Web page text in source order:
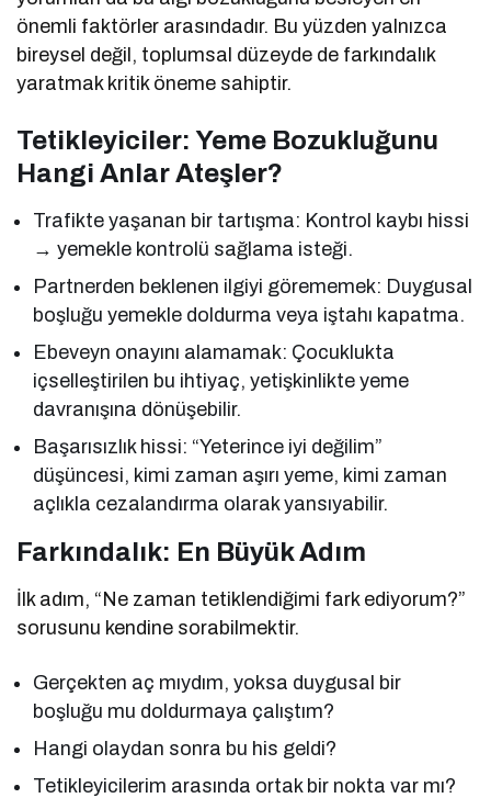
önemli faktörler arasındadır. Bu yüzden yalnızca
bireysel değil, toplumsal düzeyde de farkındalık
yaratmak kritik öneme sahiptir.
Tetikleyiciler: Yeme Bozukluğunu
Hangi Anlar Ateşler?
Trafikte yaşanan bir tartışma: Kontrol kaybı hissi
→ yemekle kontrolü sağlama isteği.
Partnerden beklenen ilgiyi görememek: Duygusal
boşluğu yemekle doldurma veya iştahı kapatma.
Ebeveyn onayını alamamak: Çocuklukta
içselleştirilen bu ihtiyaç, yetişkinlikte yeme
davranışına dönüşebilir.
Başarısızlık hissi: “Yeterince iyi değilim”
düşüncesi, kimi zaman aşırı yeme, kimi zaman
açlıkla cezalandırma olarak yansıyabilir.
Farkındalık: En Büyük Adım
İlk adım, “Ne zaman tetiklendiğimi fark ediyorum?”
sorusunu kendine sorabilmektir.
Gerçekten aç mıydım, yoksa duygusal bir
boşluğu mu doldurmaya çalıştım?
Hangi olaydan sonra bu his geldi?
Tetikleyicilerim arasında ortak bir nokta var mı?